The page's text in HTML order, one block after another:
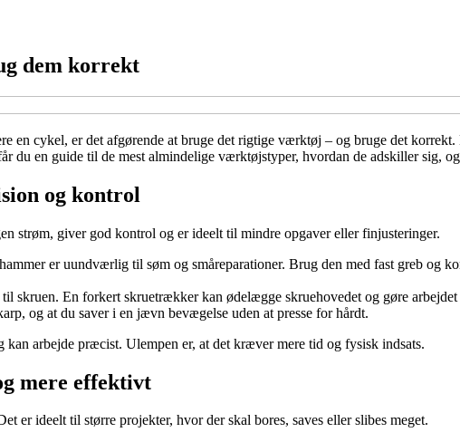
dem korrekt
en cykel, er det afgørende at bruge det rigtige værktøj – og bruge det
du en guide til de mest almindelige værktøjstyper, hvordan de adskiller sig,
og kontrol
strøm, giver god kontrol og er ideelt til mindre opgaver eller finjusteringer.
er uundværlig til søm og småreparationer. Brug den med fast greb og
skruen. En forkert skruetrækker kan ødelægge skruehovedet og gøre
og at du saver i en jævn bevægelse uden at presse for hårdt.
arbejde præcist. Ulempen er, at det kræver mere tid og fysisk indsats.
mere effektivt
ideelt til større projekter, hvor der skal bores, saves eller slibes meget.